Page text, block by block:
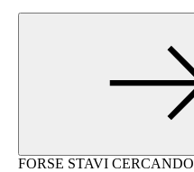
FORSE STAVI CERCANDO